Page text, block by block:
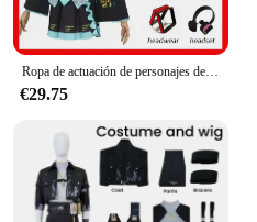
Ropa de actuación de personajes de Anime Hatsune Miku, ropa de Cosplay, falda JK, mismo traje, peluca, accesorios de Halloween
€29.75